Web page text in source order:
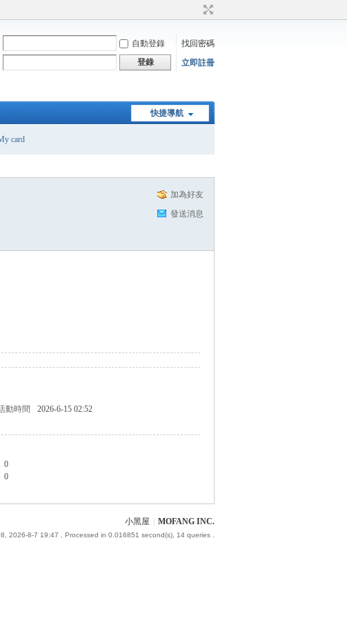
自動登錄
找回密碼
登錄 立即註冊
快捷導航
card
加為好友
發送消息
動時間
2026-6-15 02:52
0
0
小黑屋 MOFANG INC.
2026-8-7 19:47 , Processed in 0.016851 second(s), 14 queries .